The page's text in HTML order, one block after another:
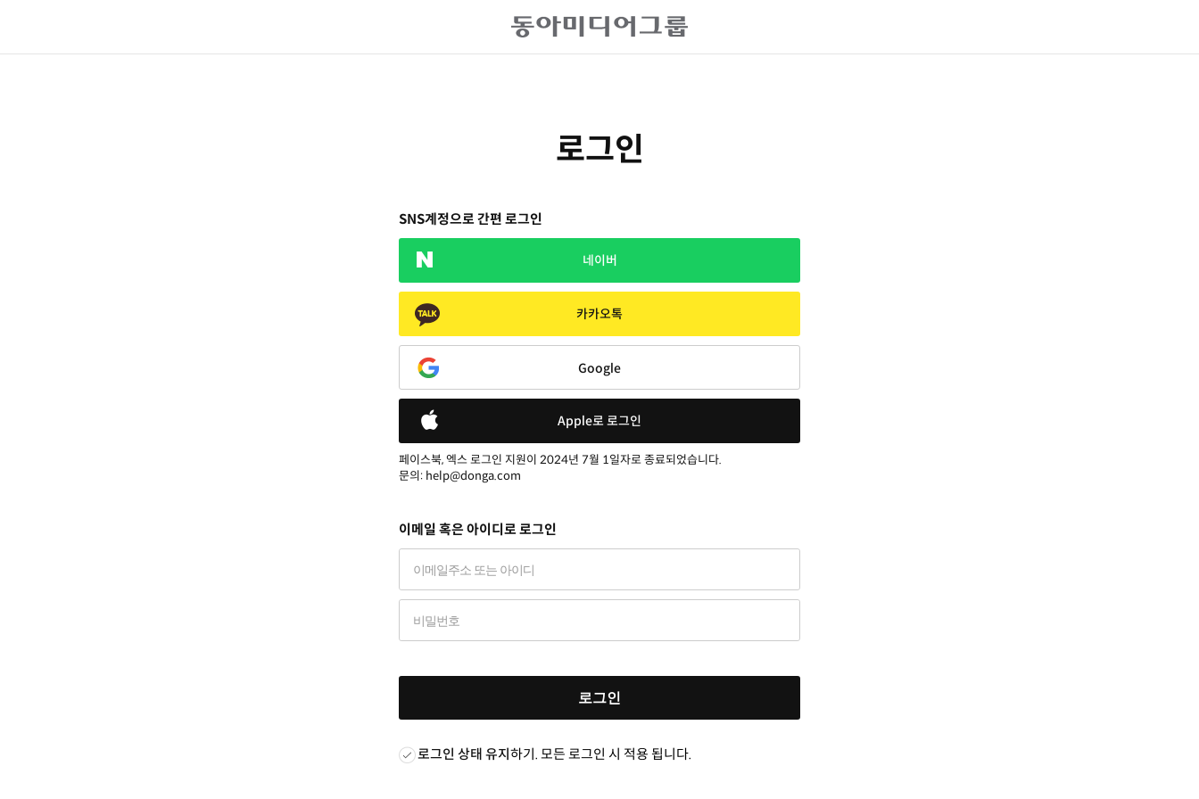
로그인
SNS계정으로 간편 로그인
네이버
카카오톡
Google
Apple로 로그인
페이스북, 엑스 로그인 지원이 2024년 7월 1일자로 종료되었습니다.
문의: help@donga.com
이메일 혹은 아이디로 로그인
로그인
로그인 상태 유지하기. 모든 로그인 시 적용 됩니다.